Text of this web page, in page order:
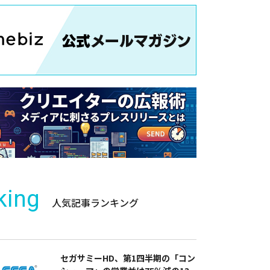
人気記事ランキング
セガサミーHD、第1四半期の「コン